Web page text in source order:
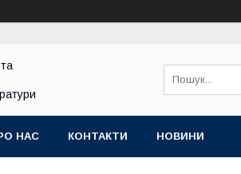
НАС КОНТАКТИ НОВИНИ